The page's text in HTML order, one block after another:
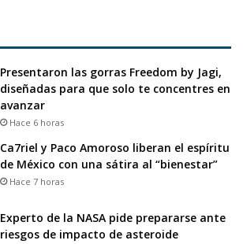
Presentaron las gorras Freedom by Jagi,
diseñadas para que solo te concentres en
avanzar
Hace 6 horas
Ca7riel y Paco Amoroso liberan el espíritu
de México con una sátira al “bienestar”
Hace 7 horas
Experto de la NASA pide prepararse ante
riesgos de impacto de asteroide